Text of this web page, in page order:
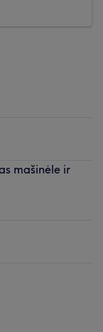
mašinėle ir